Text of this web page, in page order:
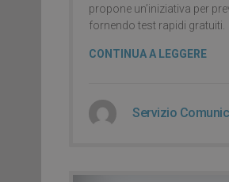
propone un’iniziativa per
fornendo test rapidi gratuiti.
CONTINUA A LEGGERE
Servizio